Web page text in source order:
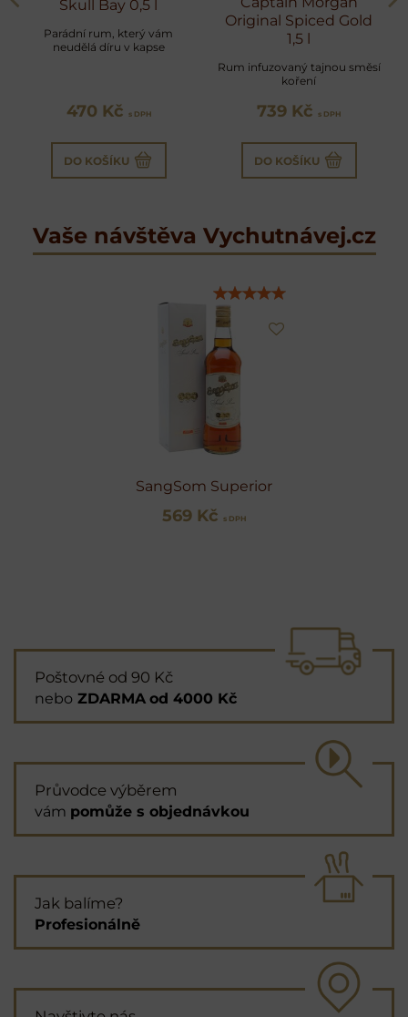
Skull Bay 0,5 l
Parádní rum, který vám
neudělá díru v kapse
470 Kč s DPH
DO KOŠÍKU
Original Spiced Gold
1,5 l
Rum infuzovaný tajnou směsí
koření
739 Kč s DPH
DO KOŠÍKU
Vaše návštěva Vychutnávej.cz
SangSom Superior
569 Kč s DPH
Poštovné od 90 Kč
nebo ZDARMA od 4000 Kč
Průvodce výběrem
vám pomůže s objednávkou
Jak balíme?
Profesionálně